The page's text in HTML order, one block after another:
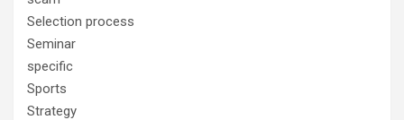
Selection process
Seminar
specific
Sports
Strategy